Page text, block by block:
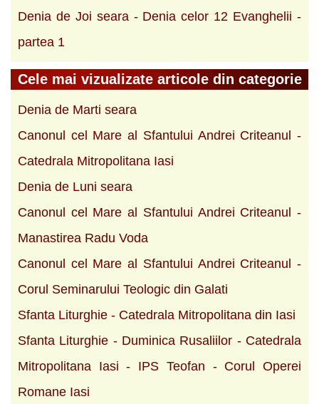
Denia de Joi seara - Denia celor 12 Evanghelii -
partea 1
Cele mai vizualizate articole din categorie
Denia de Marti seara
Canonul cel Mare al Sfantului Andrei Criteanul -
Catedrala Mitropolitana Iasi
Denia de Luni seara
Canonul cel Mare al Sfantului Andrei Criteanul -
Manastirea Radu Voda
Canonul cel Mare al Sfantului Andrei Criteanul -
Corul Seminarului Teologic din Galati
Sfanta Liturghie - Catedrala Mitropolitana din Iasi
Sfanta Liturghie - Duminica Rusaliilor - Catedrala
Mitropolitana Iasi - IPS Teofan - Corul Operei
Romane Iasi